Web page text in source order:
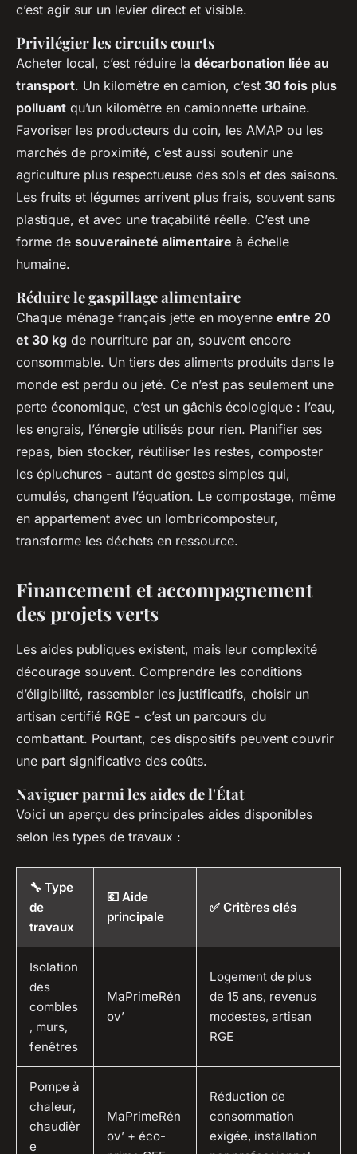
c’est agir sur un levier direct et visible.
Privilégier les circuits courts
Acheter local, c’est réduire la décarbonation liée au
transport. Un kilomètre en camion, c’est 30 fois plus
polluant qu’un kilomètre en camionnette urbaine.
Favoriser les producteurs du coin, les AMAP ou les
marchés de proximité, c’est aussi soutenir une
agriculture plus respectueuse des sols et des saisons.
Les fruits et légumes arrivent plus frais, souvent sans
plastique, et avec une traçabilité réelle. C’est une
forme de souveraineté alimentaire à échelle
humaine.
Réduire le gaspillage alimentaire
Chaque ménage français jette en moyenne entre 20
et 30 kg de nourriture par an, souvent encore
consommable. Un tiers des aliments produits dans le
monde est perdu ou jeté. Ce n’est pas seulement une
perte économique, c’est un gâchis écologique : l’eau,
les engrais, l’énergie utilisés pour rien. Planifier ses
repas, bien stocker, réutiliser les restes, composter
les épluchures - autant de gestes simples qui,
cumulés, changent l’équation. Le compostage, même
en appartement avec un lombricomposteur,
transforme les déchets en ressource.
Financement et accompagnement
des projets verts
Les aides publiques existent, mais leur complexité
décourage souvent. Comprendre les conditions
d’éligibilité, rassembler les justificatifs, choisir un
artisan certifié RGE - c’est un parcours du
combattant. Pourtant, ces dispositifs peuvent couvrir
une part significative des coûts.
Naviguer parmi les aides de l'État
Voici un aperçu des principales aides disponibles
selon les types de travaux :
🔧 Type
de
travaux
💶 Aide
principale
✅ Critères clés
Isolation
des
combles
, murs,
fenêtres
MaPrimeRén
ov’
Logement de plus
de 15 ans, revenus
modestes, artisan
RGE
Pompe à
chaleur,
chaudièr
e
MaPrimeRén
ov’ + éco-
Réduction de
consommation
exigée, installation